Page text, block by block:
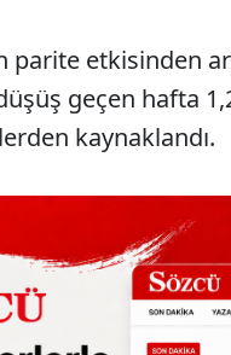
etkisinden
geçen hafta
kaynaklandı.